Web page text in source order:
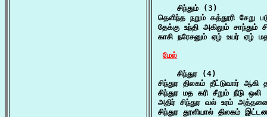
    சிந்தும் (3)
தெளிந்த நறும் கத்தூரி சேறு
தேக்கு உந்தி அகிலும்
காசி நரேசனும் ஏழ் உயர் ஏழ்
மேல்
    சிந்துர (4)
சிந்துர திலகம் தீட்டுவார்
சிந்துர மத கரி சீறும் நீடு
அதிர் சிந்துர வல் உரம்
சிந்துர தூளியால் திலகம்